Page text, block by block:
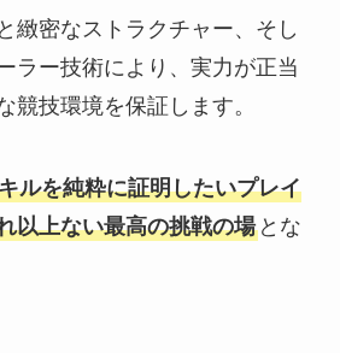
緻密なストラクチャー、そし
ラー技術により、実力が正当
競技環境を保証します。
ルを純粋に証明したいプレイ
以上ない最高の挑戦の場とな